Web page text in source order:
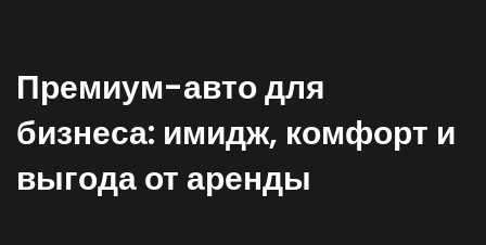
Премиум-авто для
бизнеса: имидж, комфорт и
выгода от аренды